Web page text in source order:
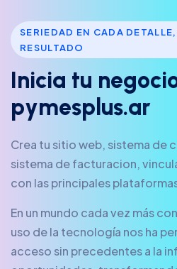
SERIEDAD EN CADA
RESULTADO
Inicia tu negoci
pymesp us.ar
Crea tu sitio web, sistema de
sistema de facturacion,
con las principales
En un mundo cada vez más
uso de la tecnología nos ha
acceso sin precedentes a la